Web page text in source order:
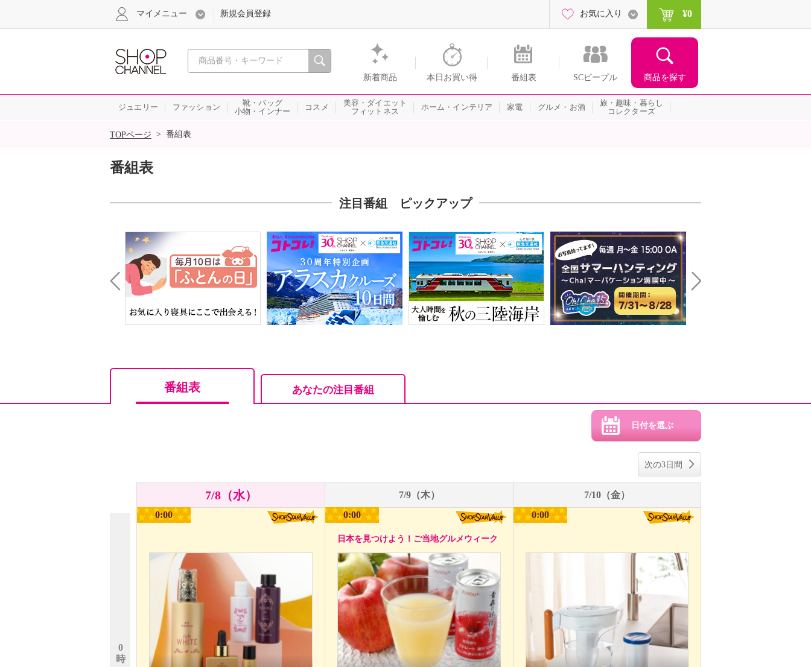
心おどる、瞬間を。通販・テレビショッピングのショップチャンネル
新着商品 本日お買い得 番組表 SCピープル 商品を探す
マイメニュー 新規会員登録 お気に入り ¥0
ジュエリー ファッション
靴・バッグ
小物・インナー
コスメ
美容・ダイエット
フィットネス
ホーム・インテリア 家電 グルメ・お酒
旅・趣味・暮らし
コレクターズ
SALE
TOPページ > 番組表
番組表
注目番組 ピックアップ
Next
番組表 あなたの注目番組
次の3日間
7/8（水） 7/9（木） 7/10（金）
0
時
0:00 0:00
日本を見つけよう！ご当地グルメウィーク
0:00